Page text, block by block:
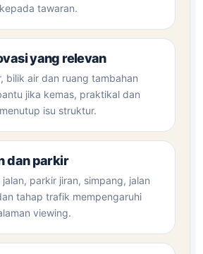
tawaran.
yang relevan
bilik air dan ruang tambahan
jika kemas, praktikal dan
isu struktur.
dan parkir
jalan, parkir jiran, simpang, jalan
tahap trafik mempengaruhi
viewing.